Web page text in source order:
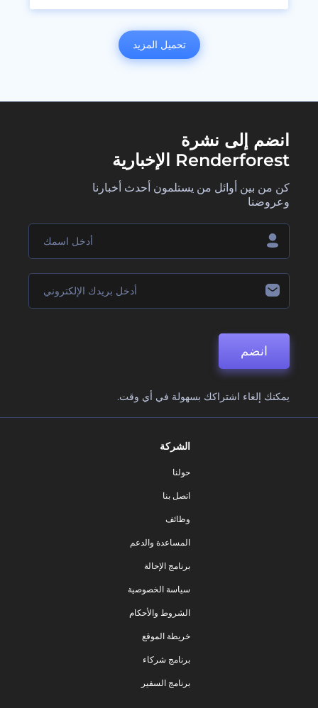
تحميل المزيد
انضم إلى نشرة
Renderforest الإخبارية
كن من بين أوائل من يستلمون أحدث أخبارنا
وعروضنا
انضم
يمكنك إلغاء اشتراكك بسهولة في أي وقت.
الشركة
حولنا
اتصل بنا
وظائف
المساعدة والدعم
برنامج الإحالة
سياسة الخصوصية
الشروط والأحكام
خريطة الموقع
برنامج شركاء
برنامج السفير